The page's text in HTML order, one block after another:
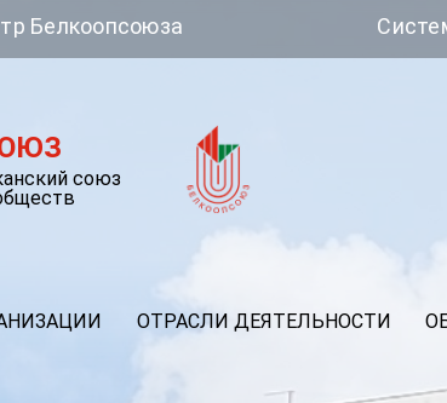
Система
союз
ОТРАСЛИ ДЕЯТЕЛЬНОСТИ